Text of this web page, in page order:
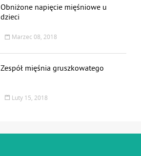
Obniżone napięcie mięśniowe u
dzieci
Marzec 08, 2018
Zespół mięśnia gruszkowatego
Luty 15, 2018